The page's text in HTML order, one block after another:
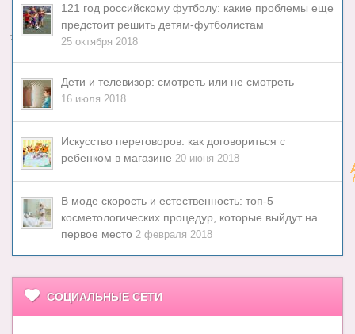
121 год российскому футболу: какие проблемы еще
предстоит решить детям-футболистам
25 октября 2018
Дети и телевизор: смотреть или не смотреть
16 июля 2018
Искусство переговоров: как договориться с
ребенком в магазине 20 июня 2018
В моде скорость и естественность: топ-5
косметологических процедур, которые выйдут на
первое место 2 февраля 2018
СОЦИАЛЬНЫЕ СЕТИ